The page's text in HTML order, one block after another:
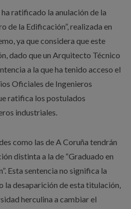
ratificado la anulación de la
de la Edificación”, realizada en
ya que considera que este
dado que un Arquitecto Técnico
a la que ha tenido acceso el
Oficiales de Ingenieros
ratifica los postulados
industriales.
como las de A Coruña tendrán
distinta a la de “Graduado en
Esta sentencia no significa la
la desaparición de esta titulación,
herculina a cambiar el